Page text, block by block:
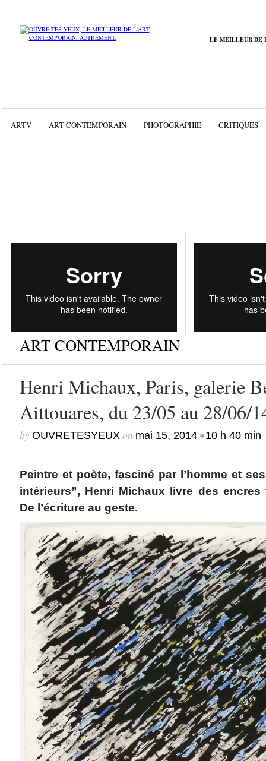
LE MEILLEUR DE
Gallery
ARTV ART CONTEMPORAIN PHOTOGRAPHIE CRITIQUES
ART CONTEMPORAIN
Henri Michaux, Paris, galerie
Aittouares, du 23/05 au 28/06/
by OUVRETESYEUXon mai 15, 2014•10 h 40 min
Peintre et poète, fasciné par l’homme et
intérieurs”, Henri Michaux livre des
De l’écriture au geste.